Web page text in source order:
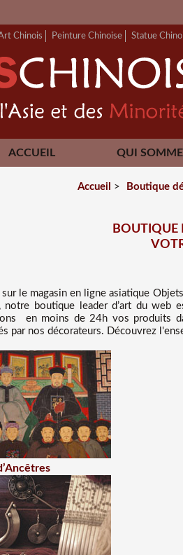
Chinois Peinture Chinoise Statue
ACCUEIL QUI
Accueil > Boutique
BOUTIQUE
sur le magasin en ligne asiatique
notre boutique leader d’art du web
en moins de 24h vos produits
par nos décorateurs. Découvrez